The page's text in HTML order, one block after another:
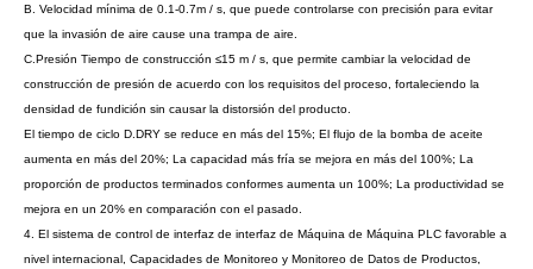
B. Velocidad mínima de 0.1-0.7m / s, que puede controlarse con precisión para evitar
que la invasión de aire cause una trampa de aire.
C.Presión Tiempo de construcción ≤15 m / s, que permite cambiar la velocidad de
construcción de presión de acuerdo con los requisitos del proceso, fortaleciendo la
densidad de fundición sin causar la distorsión del producto.
El tiempo de ciclo D.DRY se reduce en más del 15%; El flujo de la bomba de aceite
aumenta en más del 20%; La capacidad más fría se mejora en más del 100%; La
proporción de productos terminados conformes aumenta un 100%; La productividad se
mejora en un 20% en comparación con el pasado.
4. El sistema de control de interfaz de interfaz de Máquina de Máquina PLC favorable a
nivel internacional, Capacidades de Monitoreo y Monitoreo de Datos de Productos,